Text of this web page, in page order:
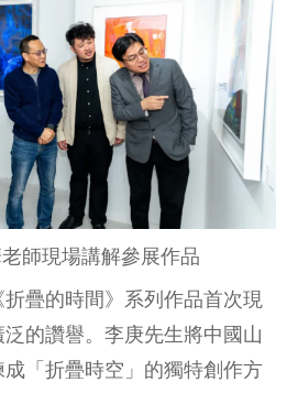
師現場講解參展作品
疊的時間》系列作品首次現
的讚譽。李庚先生將中國山
「折疊時空」的獨特創作方